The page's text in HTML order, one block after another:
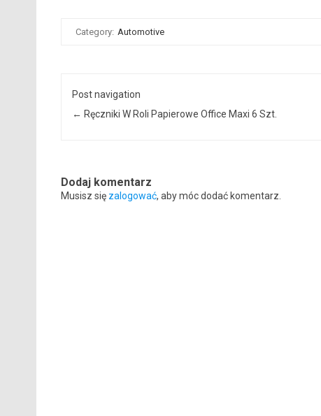
Category: Automotive
Post navigation
← Ręczniki W Roli Papierowe Office Maxi 6 Szt.
Dodaj komentarz
Musisz się zalogować, aby móc dodać komentarz.